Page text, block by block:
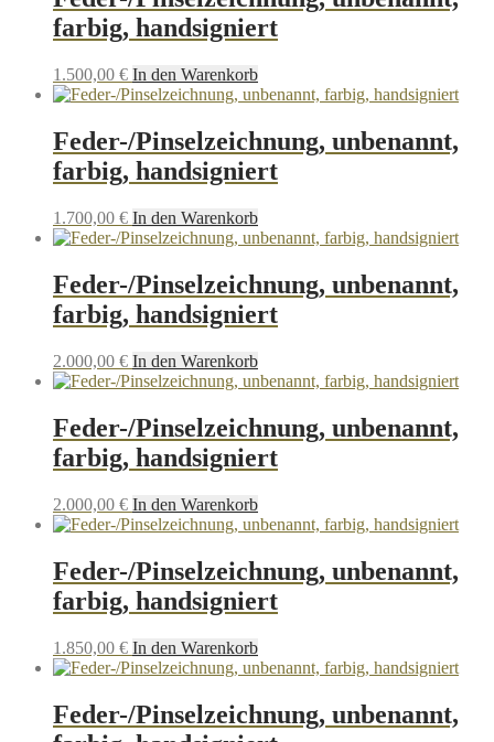
farbig, handsigniert
1.500,00 € In den Warenkorb
Feder-/Pinselzeichnung, unbenannt,
farbig, handsigniert
1.700,00 € In den Warenkorb
Feder-/Pinselzeichnung, unbenannt,
farbig, handsigniert
2.000,00 € In den Warenkorb
Feder-/Pinselzeichnung, unbenannt,
farbig, handsigniert
2.000,00 € In den Warenkorb
Feder-/Pinselzeichnung, unbenannt,
farbig, handsigniert
1.850,00 € In den Warenkorb
Feder-/Pinselzeichnung, unbenannt,